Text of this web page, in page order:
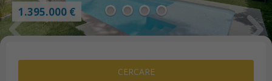
1.395.000 € 17
19 20
CERCARE